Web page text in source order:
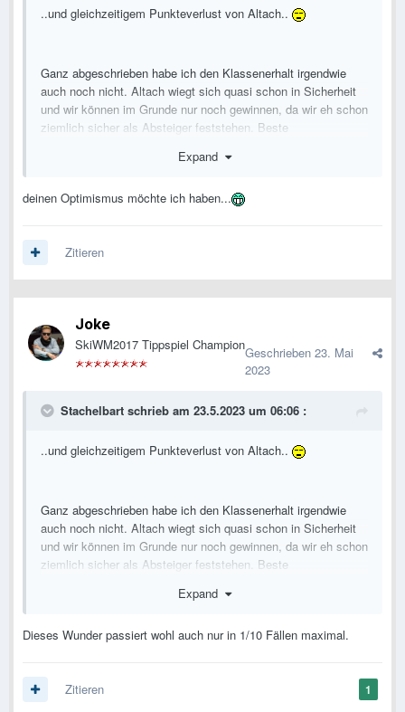
..und gleichzeitigem Punkteverlust von Altach..
Ganz abgeschrieben habe ich den Klassenerhalt irgendwie
auch noch nicht. Altach wiegt sich quasi schon in Sicherheit
und wir können im Grunde nur noch gewinnen, da wir eh schon
ziemlich sicher als Absteiger feststehen. Beste
Träumereien..
Expand
deinen Optimismus möchte ich haben...
Zitieren
Joke
SkiWM2017 Tippspiel ChampionGeschrieben 23. Mai
2023
Stachelbart schrieb am 23.5.2023 um 06:06 :
..und gleichzeitigem Punkteverlust von Altach..
Ganz abgeschrieben habe ich den Klassenerhalt irgendwie
auch noch nicht. Altach wiegt sich quasi schon in Sicherheit
und wir können im Grunde nur noch gewinnen, da wir eh schon
ziemlich sicher als Absteiger feststehen. Beste
Träumereien..
Expand
Dieses Wunder passiert wohl auch nur in 1/10 Fällen maximal.
1
Zitieren